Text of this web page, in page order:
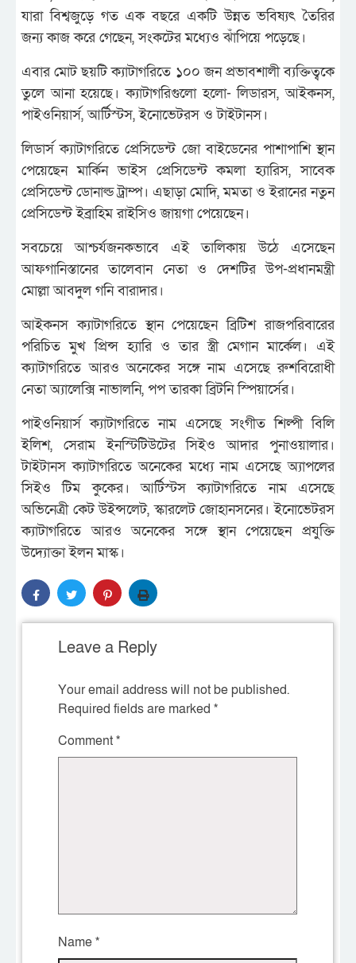
যারা বিশ্বজুড়ে গত এক বছরে একটি উন্নত ভবিষ্যৎ তৈরির
জন্য কাজ করে গেছেন, সংকটের মধ্যেও ঝাঁপিয়ে পড়েছে।
এবার মোট ছয়টি ক্যাটাগরিতে ১০০ জন প্রভাবশালী ব্যক্তিত্বকে
তুলে আনা হয়েছে। ক্যাটাগরিগুলো হলো- লিডারস, আইকনস,
পাইওনিয়ার্স, আর্টিস্টস, ইনোভেটরস ও টাইটানস।
লিডার্স ক্যাটাগরিতে প্রেসিডেন্ট জো বাইডেনের পাশাপাশি স্থান
পেয়েছেন মার্কিন ভাইস প্রেসিডেন্ট কমলা হ্যারিস, সাবেক
প্রেসিডেন্ট ডোনাল্ড ট্রাম্প। এছাড়া মোদি, মমতা ও ইরানের নতুন
প্রেসিডেন্ট ইব্রাহিম রাইসিও জায়গা পেয়েছেন।
সবচেয়ে আশ্চর্যজনকভাবে এই তালিকায় উঠে এসেছেন
আফগানিস্তানের তালেবান নেতা ও দেশটির উপ-প্রধানমন্ত্রী
মোল্লা আবদুল গনি বারাদার।
আইকনস ক্যাটাগরিতে স্থান পেয়েছেন ব্রিটিশ রাজপরিবারের
পরিচিত মুখ প্রিন্স হ্যারি ও তার স্ত্রী মেগান মার্কেল। এই
ক্যাটাগরিতে আরও অনেকের সঙ্গে নাম এসেছে রুশবিরোধী
নেতা অ্যালেক্সি নাভালনি, পপ তারকা ব্রিটনি স্পিয়ার্সের।
পাইওনিয়ার্স ক্যাটাগরিতে নাম এসেছে সংগীত শিল্পী বিলি
ইলিশ, সেরাম ইনস্টিটিউটের সিইও আদার পুনাওয়ালার।
টাইটানস ক্যাটাগরিতে অনেকের মধ্যে নাম এসেছে অ্যাপলের
সিইও টিম কুকের। আর্টিস্টস ক্যাটাগরিতে নাম এসেছে
অভিনেত্রী কেট উইন্সলেট, স্কারলেট জোহানসনের। ইনোভেটরস
ক্যাটাগরিতে আরও অনেকের সঙ্গে স্থান পেয়েছেন প্রযুক্তি
উদ্যোক্তা ইলন মাস্ক।
Leave a Reply
Your email address will not be published.
Required fields are marked *
Comment*
Name*